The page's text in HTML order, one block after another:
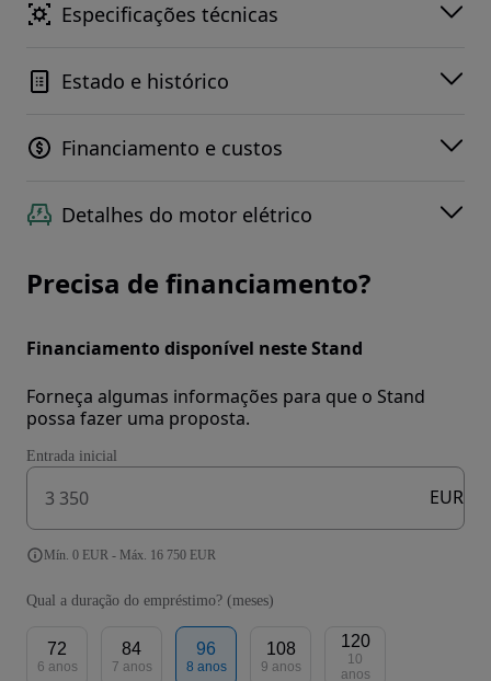
Especificações técnicas
Estado e histórico
Financiamento e custos
Detalhes do motor elétrico
Precisa de financiamento?
Financiamento disponível neste Stand
Forneça algumas informações para que o Stand
possa fazer uma proposta.
Entrada inicial
EUR
Mín. 0 EUR - Máx. 16 750 EUR
Qual a duração do empréstimo? (meses)
72
6 anos
84
7 anos
96
8 anos
108
9 anos
120
10
anos